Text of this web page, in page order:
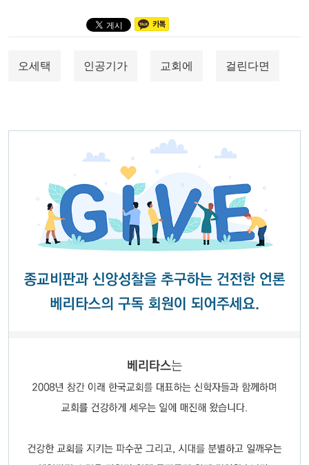
오세택 인공기가 교회에 걸린다면